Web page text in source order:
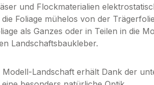
und Flockmaterialien
Foliage mühelos von der
als Ganzes oder in Teilen in die
Landschaftsbaukleber.
Landschaft erhält Dank der